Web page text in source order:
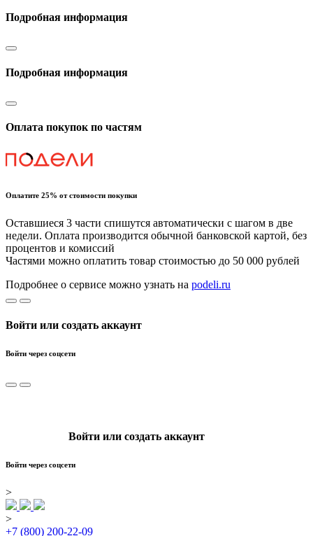
Подробная информация
Подробная информация
Оплата покупок по частям
Оплатите 25% от стоимости покупки
Оставшиеся 3 части спишутся автоматически с шагом в две
недели. Оплата производится обычной банковской картой, без
процентов и комиссий
Частями можно оплатить товар стоимостью до 50 000 рублей
Подробнее о сервисе можно узнать на podeli.ru
Войти или создать аккаунт
Войти через соцсети
Войти или создать аккаунт
Войти через соцсети
>
>
+7 (800) 200-22-09